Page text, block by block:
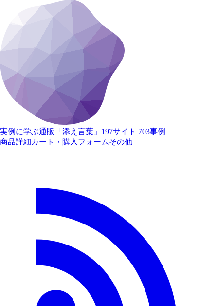
実例に学ぶ通販「添え言葉」 197サイト 703事例
商品詳細カート・購入 フォームその他